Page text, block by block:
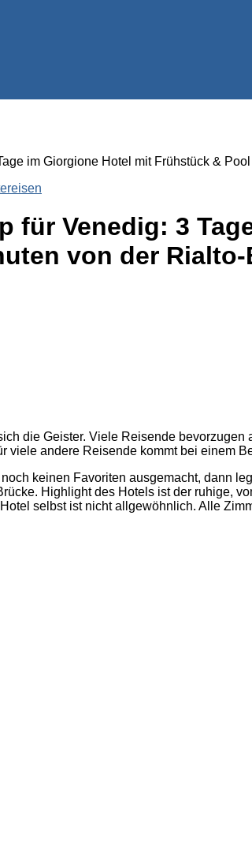
im Giorgione Hotel mit Frühstück &
für Venedig: 3
von der
die Geister. Viele Reisende
viele andere Reisende kommt bei einem
keinen Favoriten ausgemacht, dann
Highlight des Hotels ist der ruhige,
selbst ist nicht allgewöhnlich. Alle